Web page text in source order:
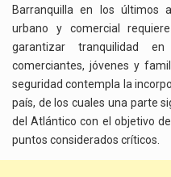
Barranquilla en los últimos
urbano y comercial
garantizar tranquilidad
comerciantes, jóvenes y
seguridad contempla la
país, de los cuales una parte
del Atlántico con el objetivo
puntos considerados críticos.